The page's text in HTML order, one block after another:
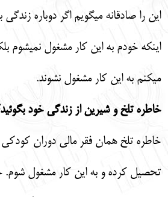
اين را صادقانه مي‏گويم اگر دوباره
اينكه خودم به اين كار مشغول نمي‏شوم
مي‏كنم به اين كار مشغول نشوند.
خاطره تلخ و شيرين از زندگي خود
خاطره تلخ همان فقر مالي دوران
تحصيل كرده و به اين كار مشغول شوم.